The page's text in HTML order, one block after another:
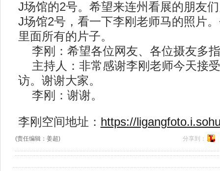
J场馆的2号。希望来连州看展的朋友
J场馆2号，看一下李刚老师马的照片
里面所有的片子。
李刚：希望各位网友、各位摄友多
主持人：非常感谢李刚老师今天接
访。谢谢大家。
李刚：谢谢。
李刚空间地址： https://
(责任编辑：姜超) 分享到：